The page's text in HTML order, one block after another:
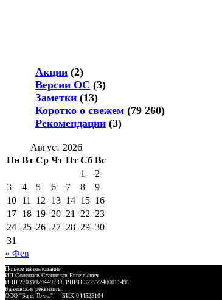
Акции (2)
Версии ОС (3)
Заметки (13)
Коротко о свежем (79 260)
Рекомендации (3)
Август 2026
Пн Вт Ср Чт Пт Сб Вс
1
2
3
4 5 6 7 8
9
10 11 12 13 14 15 16
17 18 19 20 21 22 23
24 25 26 27 28 29 30
31
« Фев
Полное наименование:
ИП Солопаев Станислав Евгеньевич
ИНН 270399294492 ОГРНИП 322272400011491
Банковские реквизиты:
ООО "Банк Точка" БИК 044525104